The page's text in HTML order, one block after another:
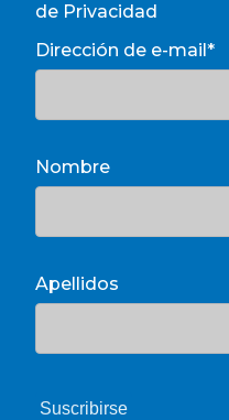
de Privacidad
Dirección de e-mail*
Nombre
Apellidos